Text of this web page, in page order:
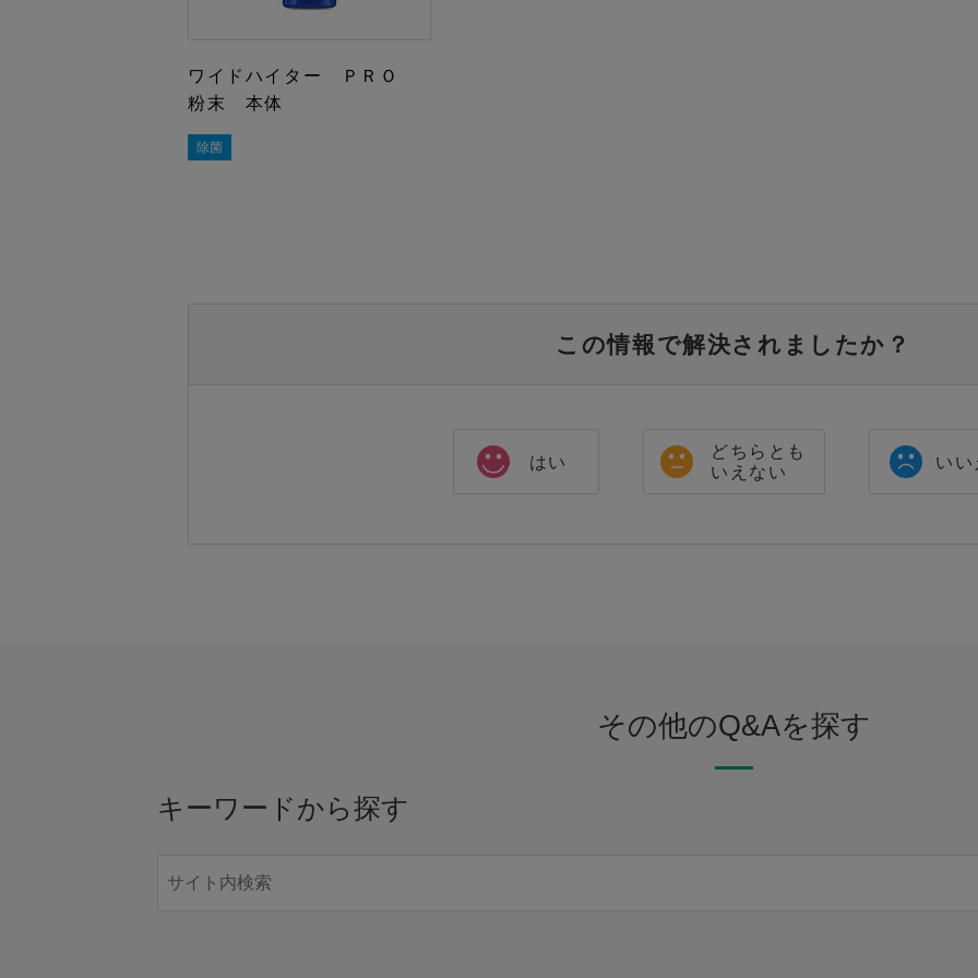
ワイドハイター ＰＲＯ
粉末 本体
除菌
この情報で解決されましたか？
はい
どちらとも
いえない
いい
その他のQ&Aを探す
キーワードから探す